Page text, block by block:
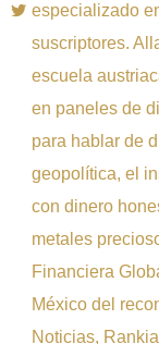
especializado
suscriptores.
escuela
en paneles de
para hablar de
geopolítica, el
con dinero
metales
Financiera
México del
Noticias,